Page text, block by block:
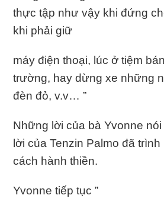
thực tập như vậy khi đứng
khi phải giữ
máy điện thoại, lúc ở tiệm
trường, hay dừng xe những
đèn đỏ, v.v… ”
Những lời của bà Yvonne
lời của Tenzin Palmo đã
cách hành thiền.
Yvonne tiếp tục ”